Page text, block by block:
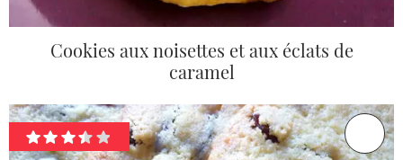
Cookies aux noisettes et aux éclats de
caramel